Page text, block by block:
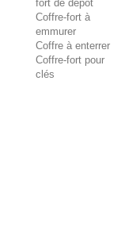
fort de dépôt
Coffre-fort à
emmurer
Coffre à enterrer
Coffre-fort pour
clés